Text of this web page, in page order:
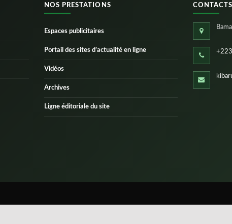
NOS PRESTATIONS
Espaces publicitaires
Portail des sites d’actualité en ligne
Vidéos
Archives
Ligne éditoriale du site
CONTACTS